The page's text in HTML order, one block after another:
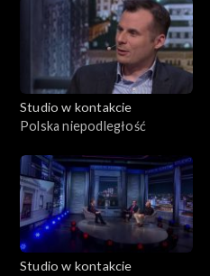
Studio w kontakcie
Polska niepodległość
Studio w kontakcie